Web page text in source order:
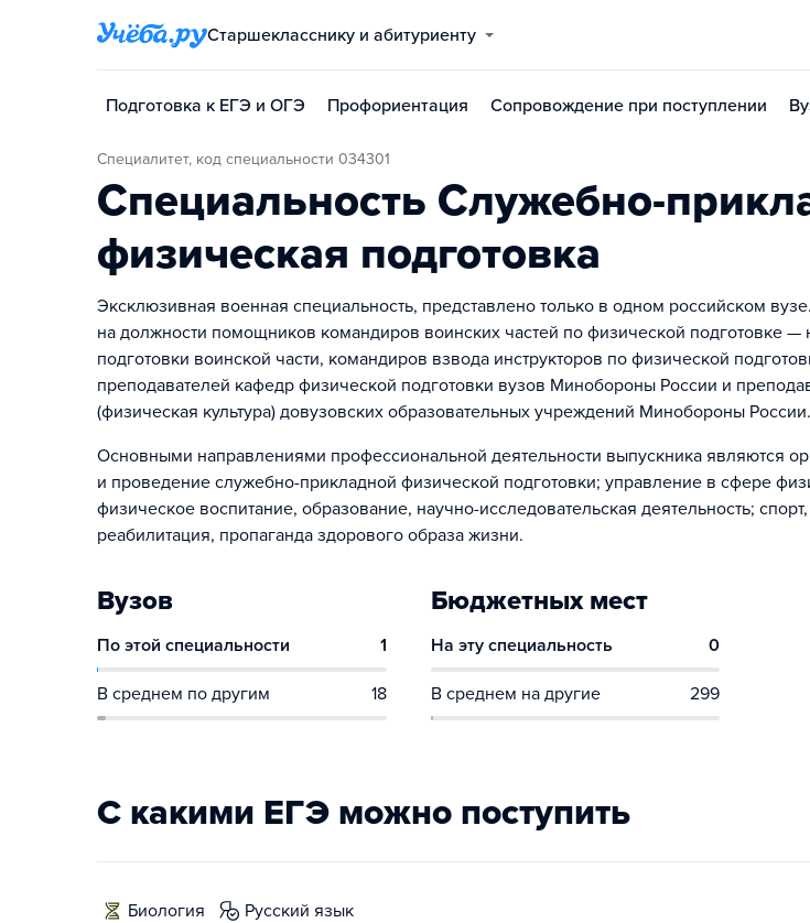
Старшекласснику и абитуриенту
Подготовка к ЕГЭ и ОГЭ Профориентация Сопровождение при поступлении
Специалитет, код специальности 034301
Специальность Служебно-
физическая подготовка
Эксклюзивная военная специальность, представлено только в одном российском
на должности помощников командиров воинских частей по физической подготовке —
подготовки воинской части, командиров взвода инструкторов по физической
преподавателей кафедр физической подготовки вузов Минобороны России и
(физическая культура) довузовских образовательных учреждений Минобороны России.
Основными направлениями профессиональной деятельности выпускника являются
и проведение служебно-прикладной физической подготовки; управление в сфере
физическое воспитание, образование, научно-исследовательская деятельность;
реабилитация, пропаганда здорового образа жизни.
Вузов
По этой специальности 1
В среднем по другим 18
Бюджетных мест
На эту специальность 0
В среднем на другие 299
С какими ЕГЭ можно поступить
биология русский язык